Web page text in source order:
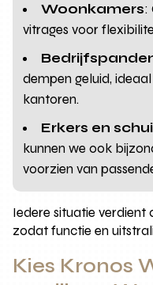
Woonkamers:
vitrages voor
dempen geluid,
kantoren.
Erkers en
kunnen we ook
voorzien van
Iedere situatie
zodat functie en
Kies Kronos